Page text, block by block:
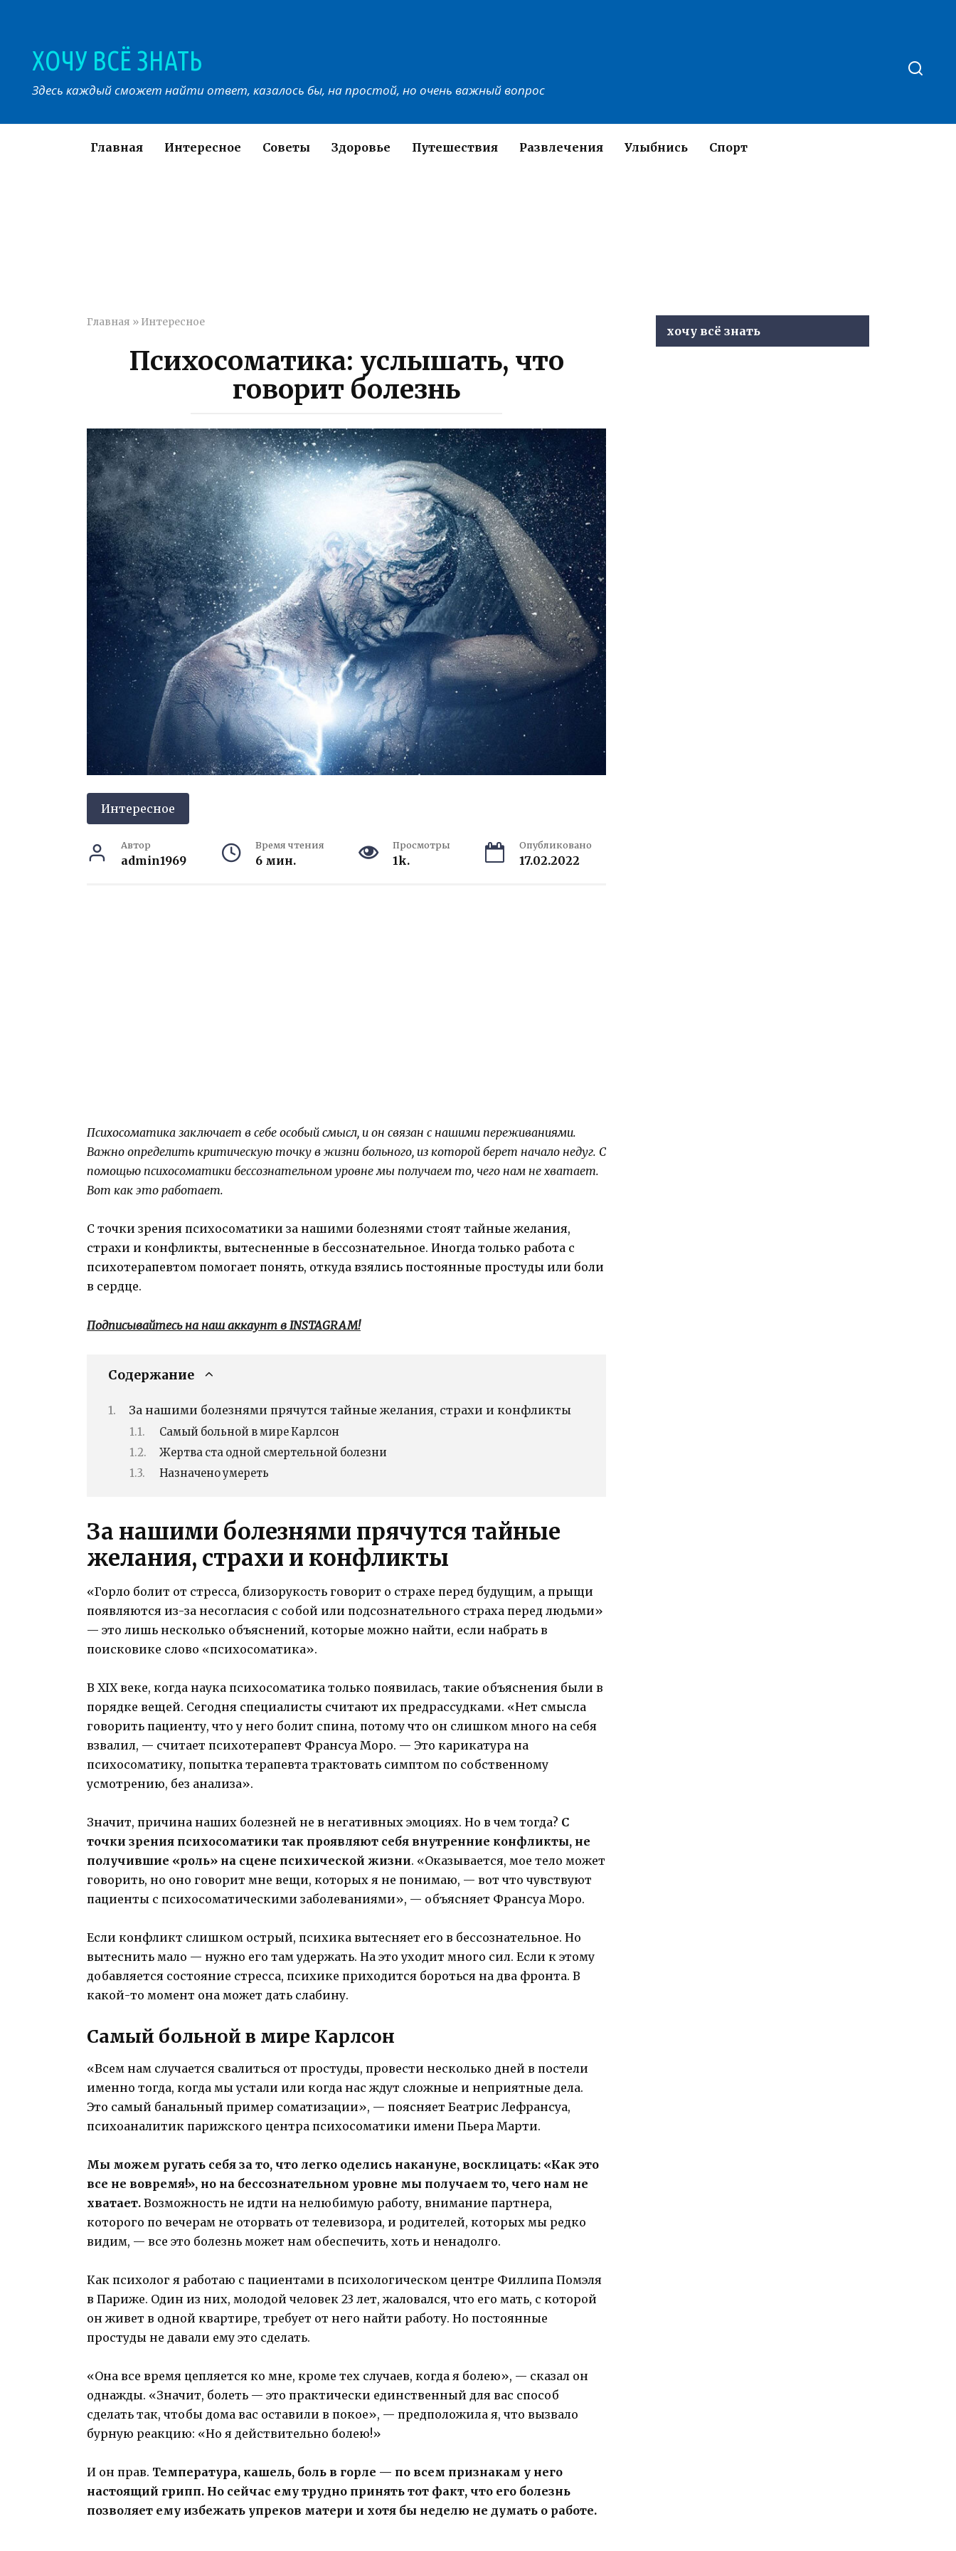
ХОЧУ ВСЁ ЗНАТЬ
Здесь каждый сможет найти ответ, казалось бы, на простой, но очень важный вопрос
Главная Интересное Советы Здоровье Путешествия Развлечения Улыбнись Спорт
Главная » Интересное
Психосоматика: услышать, что
говорит болезнь
Интересное
Автор
admin1969
Время чтения
6 мин.
Просмотры
1k.
Опубликовано
17.02.2022
Психосоматика заключает в себе особый смысл, и он связан с нашими переживаниями.
Важно определить критическую точку в жизни больного, из которой берет начало недуг. С
помощью психосоматики бессознательном уровне мы получаем то, чего нам не хватает.
Вот как это работает.
С точки зрения психосоматики за нашими болезнями стоят тайные желания,
страхи и конфликты, вытесненные в бессознательное. Иногда только работа с
психотерапевтом помогает понять, откуда взялись постоянные простуды или боли
в сердце.
Подписывайтесь на наш аккаунт в INSTAGRAM!
Содержание
За нашими болезнями прячутся тайные желания, страхи и конфликты
Самый больной в мире Карлсон
Жертва ста одной смертельной болезни
Назначено умереть
За нашими болезнями прячутся тайные
желания, страхи и конфликты
«Горло болит от стресса, близорукость говорит о страхе перед будущим, а прыщи
появляются из-за несогласия с собой или подсознательного страха перед людьми»
— это лишь несколько объяснений, которые можно найти, если набрать в
поисковике слово «психосоматика».
В ХIХ веке, когда наука психосоматика только появилась, такие объяснения были в
порядке вещей. Сегодня специалисты считают их предрассудками. «Нет смысла
говорить пациенту, что у него болит спина, потому что он слишком много на себя
взвалил, — считает психотерапевт Франсуа Моро. — Это карикатура на
психосоматику, попытка терапевта трактовать симптом по собственному
усмотрению, без анализа».
Значит, причина наших болезней не в негативных эмоциях. Но в чем тогда? С
точки зрения психосоматики так проявляют себя внутренние конфликты, не
получившие «роль» на сцене психической жизни. «Оказывается, мое тело может
говорить, но оно говорит мне вещи, которых я не понимаю, — вот что чувствуют
пациенты с психосоматическими заболеваниями», — объясняет Франсуа Моро.
Если конфликт слишком острый, психика вытесняет его в бессознательное. Но
вытеснить мало — нужно его там удержать. На это уходит много сил. Если к этому
добавляется состояние стресса, психике приходится бороться на два фронта. В
какой-то момент она может дать слабину.
Самый больной в мире Карлсон
«Всем нам случается свалиться от простуды, провести несколько дней в постели
именно тогда, когда мы устали или когда нас ждут сложные и неприятные дела.
Это самый банальный пример соматизации», — поясняет Беатрис Лефрансуа,
психоаналитик парижского центра психосоматики имени Пьера Марти.
Мы можем ругать себя за то, что легко оделись накануне, восклицать: «Как это
все не вовремя!», но на бессознательном уровне мы получаем то, чего нам не
хватает. Возможность не идти на нелюбимую работу, внимание партнера,
которого по вечерам не оторвать от телевизора, и родителей, которых мы редко
видим, — все это болезнь может нам обеспечить, хоть и ненадолго.
Как психолог я работаю с пациентами в психологическом центре Филлипа Помэля
в Париже. Один из них, молодой человек 23 лет, жаловался, что его мать, с которой
он живет в одной квартире, требует от него найти работу. Но постоянные
простуды не давали ему это сделать.
«Она все время цепляется ко мне, кроме тех случаев, когда я болею», — сказал он
однажды. «Значит, болеть — это практически единственный для вас способ
сделать так, чтобы дома вас оставили в покое», — предположила я, что вызвало
бурную реакцию: «Но я действительно болею!»
И он прав. Температура, кашель, боль в горле — по всем признакам у него
настоящий грипп. Но сейчас ему трудно принять тот факт, что его болезнь
позволяет ему избежать упреков матери и хотя бы неделю не думать о работе.
хочу всё знать